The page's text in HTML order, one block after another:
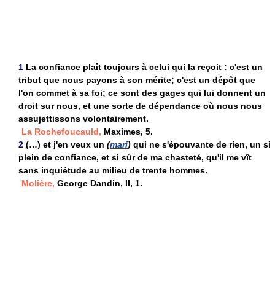
1 La confiance plaît toujours à celui qui la reçoit : c'est un
tribut que nous payons à son mérite; c'est un dépôt que
l'on commet à sa foi; ce sont des gages qui lui donnent un
droit sur nous, et une sorte de dépendance où nous nous
assujettissons volontairement.
La Rochefoucauld, Maximes, 5.
2 (…) et j'en veux un (mari) qui ne s'épouvante de rien, un si
plein de confiance, et si sûr de ma chasteté, qu'il me vît
sans inquiétude au milieu de trente hommes.
Molière, George Dandin, II, 1.